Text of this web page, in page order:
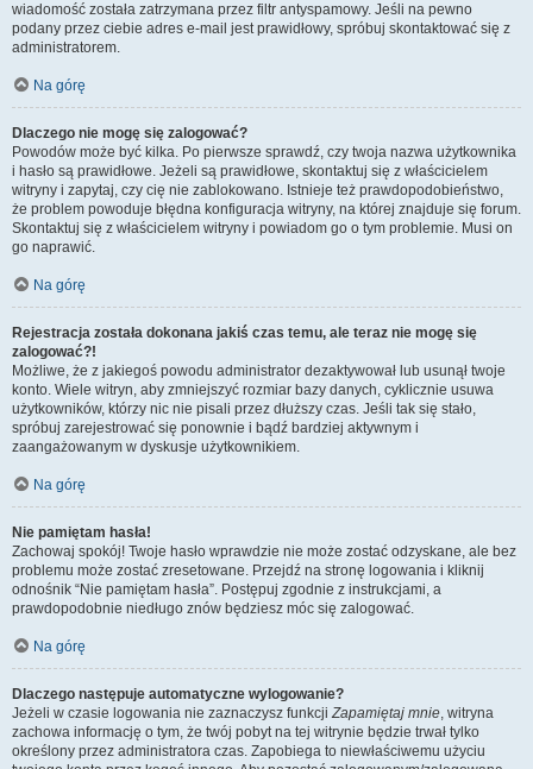
wiadomość została zatrzymana przez filtr antyspamowy. Jeśli na pewno
podany przez ciebie adres e-mail jest prawidłowy, spróbuj skontaktować się z
administratorem.
Na górę
Dlaczego nie mogę się zalogować?
Powodów może być kilka. Po pierwsze sprawdź, czy twoja nazwa użytkownika
i hasło są prawidłowe. Jeżeli są prawidłowe, skontaktuj się z właścicielem
witryny i zapytaj, czy cię nie zablokowano. Istnieje też prawdopodobieństwo,
że problem powoduje błędna konfiguracja witryny, na której znajduje się forum.
Skontaktuj się z właścicielem witryny i powiadom go o tym problemie. Musi on
go naprawić.
Na górę
Rejestracja została dokonana jakiś czas temu, ale teraz nie mogę się
zalogować?!
Możliwe, że z jakiegoś powodu administrator dezaktywował lub usunął twoje
konto. Wiele witryn, aby zmniejszyć rozmiar bazy danych, cyklicznie usuwa
użytkowników, którzy nic nie pisali przez dłuższy czas. Jeśli tak się stało,
spróbuj zarejestrować się ponownie i bądź bardziej aktywnym i
zaangażowanym w dyskusje użytkownikiem.
Na górę
Nie pamiętam hasła!
Zachowaj spokój! Twoje hasło wprawdzie nie może zostać odzyskane, ale bez
problemu może zostać zresetowane. Przejdź na stronę logowania i kliknij
odnośnik “Nie pamiętam hasła”. Postępuj zgodnie z instrukcjami, a
prawdopodobnie niedługo znów będziesz móc się zalogować.
Na górę
Dlaczego następuje automatyczne wylogowanie?
Jeżeli w czasie logowania nie zaznaczysz funkcjiZapamiętaj mnie, witryna
zachowa informację o tym, że twój pobyt na tej witrynie będzie trwał tylko
określony przez administratora czas. Zapobiega to niewłaściwemu użyciu